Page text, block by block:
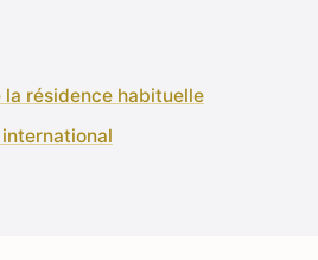
résidence habituelle
international